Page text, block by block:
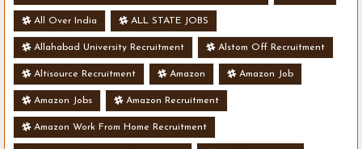
All Over India ALL STATE JOBS
Allahabad University Recruitment Alstom Off Recruitment
Altisource Recruitment Amazon Amazon Job
Amazon Jobs Amazon Recruitment
Amazon Work From Home Recruitment